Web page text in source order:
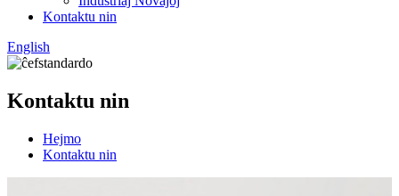
Kontaktu nin
English
Kontaktu nin
Hejmo
Kontaktu nin